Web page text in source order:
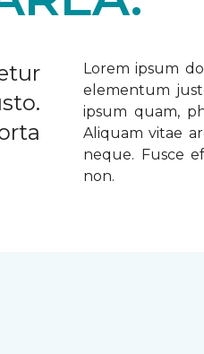
Lorem ipsum
elementum
ipsum quam,
Aliquam vitae
neque. Fusce
non.